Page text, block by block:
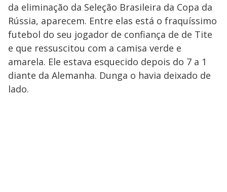
da eliminação da Seleção Brasileira da Copa da
Rússia, aparecem. Entre elas está o fraquíssimo
futebol do seu jogador de confiança de de Tite
e que ressuscitou com a camisa verde e
amarela. Ele estava esquecido depois do 7 a 1
diante da Alemanha. Dunga o havia deixado de
lado.